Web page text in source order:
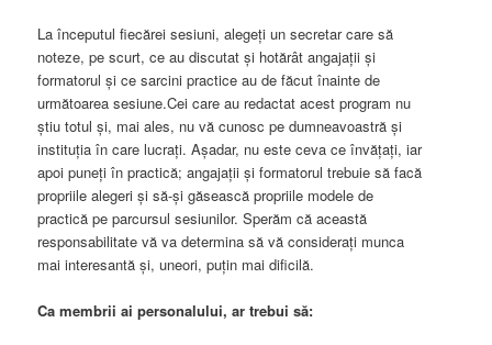
La începutul fiecărei sesiuni, alegeţi un secretar care să
noteze, pe scurt, ce au discutat şi hotărât angajaţii şi
formatorul şi ce sarcini practice au de făcut înainte de
următoarea sesiune.Cei care au redactat acest program nu
ştiu totul şi, mai ales, nu vă cunosc pe dumneavoastră şi
instituţia în care lucrați. Așadar, nu este ceva ce învățați, iar
apoi puneţi în practică; angajaţii şi formatorul trebuie să facă
propriile alegeri şi să-și găsească propriile modele de
practică pe parcursul sesiunilor. Sperăm că această
responsabilitate vă va determina să vă considerați munca
mai interesantă şi, uneori, puțin mai dificilă.
Ca membrii ai personalului, ar trebui să: